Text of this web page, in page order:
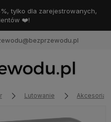
tylko dla zarejestrowanych,
❤️!
Lutowanie Akcesoria